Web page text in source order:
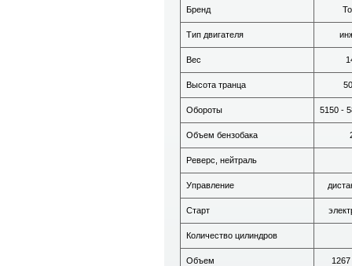
Бренд
Тип двигателя
Вес
Высота транца
Обороты 5150 -
Объем бензобака
Реверс, нейтраль
Управление
Старт
Количество цилиндров
Объем